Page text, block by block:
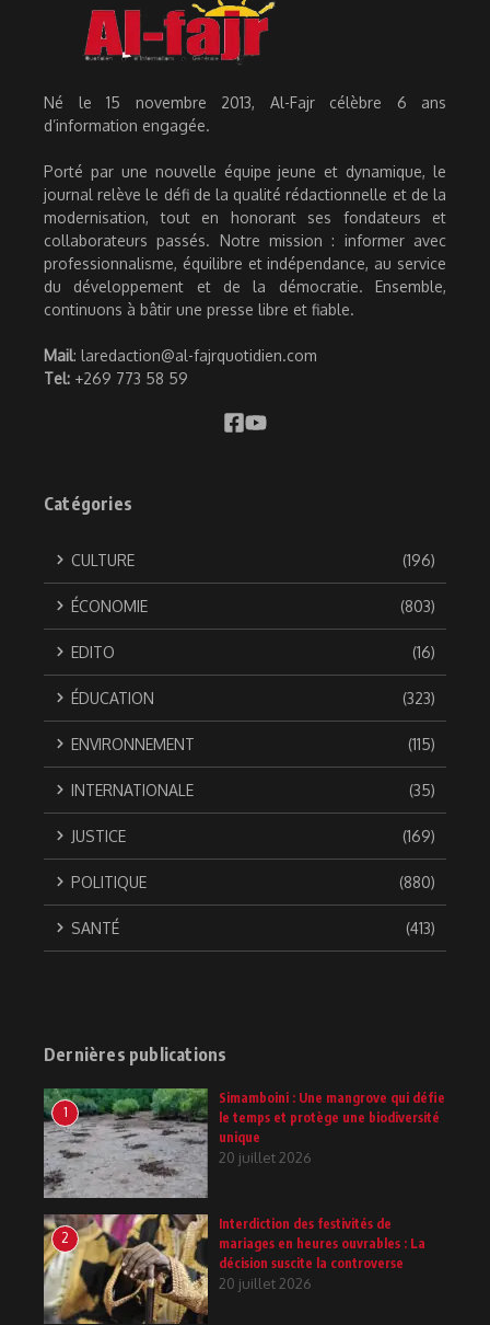
Né le 15 novembre 2013, Al-Fajr célèbre 6 ans
d’information engagée.
Porté par une nouvelle équipe jeune et dynamique, le
journal relève le défi de la qualité rédactionnelle et de la
modernisation, tout en honorant ses fondateurs et
collaborateurs passés. Notre mission : informer avec
professionnalisme, équilibre et indépendance, au service
du développement et de la démocratie. Ensemble,
continuons à bâtir une presse libre et fiable.
Mail: laredaction@al-fajrquotidien.com
Tel: +269 773 58 59
Catégories
CULTURE (196)
ÉCONOMIE (803)
EDITO (16)
ÉDUCATION (323)
ENVIRONNEMENT (115)
INTERNATIONALE (35)
JUSTICE (169)
POLITIQUE (880)
SANTÉ (413)
Dernières publications
1
Simamboini : Une mangrove qui défie
le temps et protège une biodiversité
unique
20 juillet 2026
2
Interdiction des festivités de
mariages en heures ouvrables : La
décision suscite la controverse
20 juillet 2026